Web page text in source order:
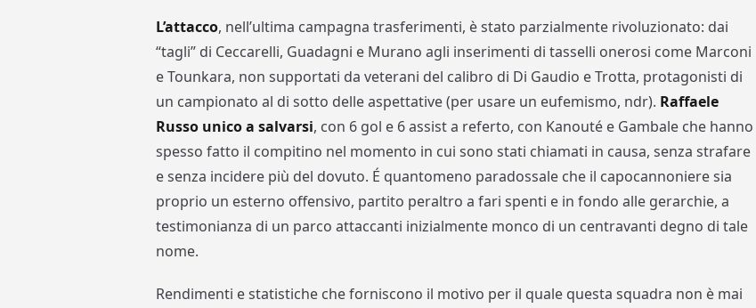
L’attacco, nell’ultima campagna trasferimenti, è stato parzialmente rivoluzionato: dai
“tagli” di Ceccarelli, Guadagni e Murano agli inserimenti di tasselli onerosi come Marconi
e Tounkara, non supportati da veterani del calibro di Di Gaudio e Trotta, protagonisti di
un campionato al di sotto delle aspettative (per usare un eufemismo, ndr). Raffaele
Russo unico a salvarsi, con 6 gol e 6 assist a referto, con Kanouté e Gambale che hanno
spesso fatto il compitino nel momento in cui sono stati chiamati in causa, senza strafare
e senza incidere più del dovuto. É quantomeno paradossale che il capocannoniere sia
proprio un esterno offensivo, partito peraltro a fari spenti e in fondo alle gerarchie, a
testimonianza di un parco attaccanti inizialmente monco di un centravanti degno di tale
nome.
Rendimenti e statistiche che forniscono il motivo per il quale questa squadra non è mai